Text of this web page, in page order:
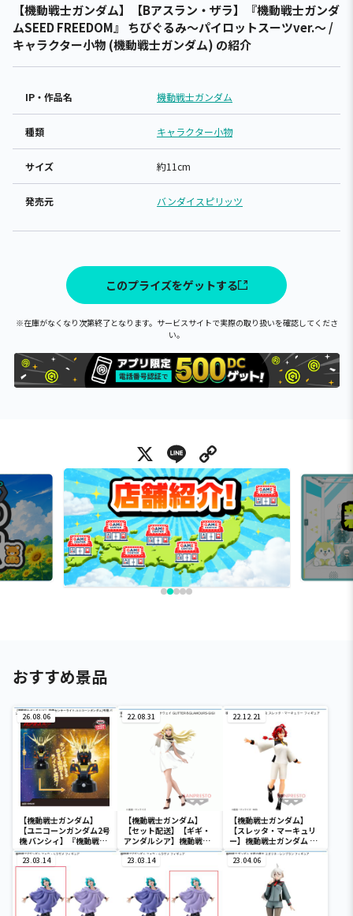
【機動戦士ガンダム】【Bアスラン・ザラ】『機動戦士ガンダ
ムSEED FREEDOM』 ちびぐるみ～パイロットスーツver.～ /
キャラクター小物 (機動戦士ガンダム) の紹介
IP・作品名 機動戦士ガンダム
種類 キャラクター小物
サイズ 約11cm
発売元 バンダイスピリッツ
このプライズをゲットする
※在庫がなくなり次第終了となります。サービスサイトで実際の取り扱いを確認してくださ
い。
X Line
おすすめ景品
26.08.06
【機動戦士ガンダム】
【ユニコーンガンダム2号
機 バンシィ】『機動戦士
ガンダムUC』 胸像センサ
ーライト-ユニコーンガン
ストロイモード）-
22.08.31
【機動戦士ガンダム】
【セット配送】【ギギ・
アンダルシア】機動戦士
ガンダム 閃光のハサウェ
イ GLITTER＆
GLAMOURS-GIGI
ANDALUCIA-
22.12.21
【機動戦士ガンダム】
【スレッタ・マーキュリ
ー】機動戦士ガンダム 水
星の魔女 スレッタ・マー
キュリー フィギュア
23.03.14 23.03.14 23.04.06